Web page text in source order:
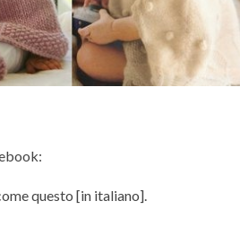
questo [in italiano].